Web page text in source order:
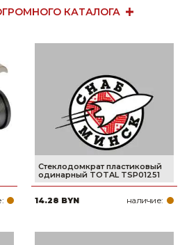
КАТАЛОГА
Стеклодомкрат пластиковый
одинарный TOTAL TSP01251
14.28 BYN наличие: